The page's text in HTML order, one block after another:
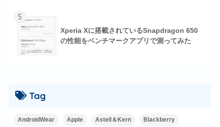
5
Xperia Xに搭載されているSnapdragon 650
の性能をベンチマークアプリで測ってみた
Tag
AndroidWear Apple Astell＆Kern Blackberry